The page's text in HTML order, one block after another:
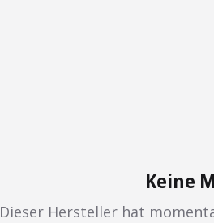
Keine
Dieser Hersteller hat